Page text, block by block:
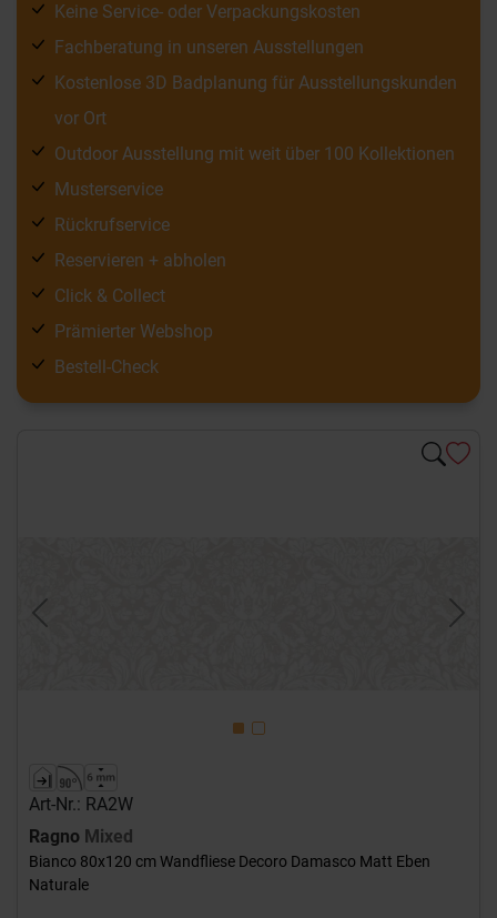
Keine Service- oder Verpackungskosten
Fachberatung in unseren Ausstellungen
Kostenlose 3D Badplanung für Ausstellungskunden
vor Ort
Outdoor Ausstellung mit weit über 100 Kollektionen
Musterservice
Rückrufservice
Reservieren + abholen
Click & Collect
Prämierter Webshop
Bestell-Check
Previous Next
Art-Nr.: RA2W
Ragno Mixed
Bianco 80x120 cm Wandfliese Decoro Damasco Matt Eben
Naturale